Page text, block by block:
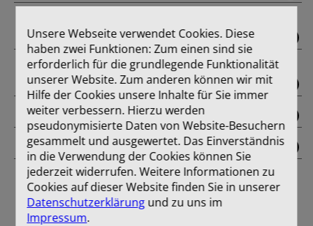
Freudenberg
Aus der Entwicklungsgeschichte des Dorfes
Beiersdorf
Einband
Farbtafel
Unsere Webseite verwendet Cookies. Diese
haben zwei Funktionen: Zum einen sind sie
erforderlich für die grundlegende Funktionalität
unserer Website. Zum anderen können wir mit
Hilfe der Cookies unsere Inhalte für Sie immer
weiter verbessern. Hierzu werden
pseudonymisierte Daten von Website-Besuchern
gesammelt und ausgewertet. Das Einverständnis
in die Verwendung der Cookies können Sie
jederzeit widerrufen. Weitere Informationen zu
Cookies auf dieser Website finden Sie in unserer
Datenschutzerklärungund zu uns im
Impressum.